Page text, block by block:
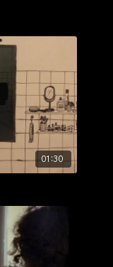
David
01:30